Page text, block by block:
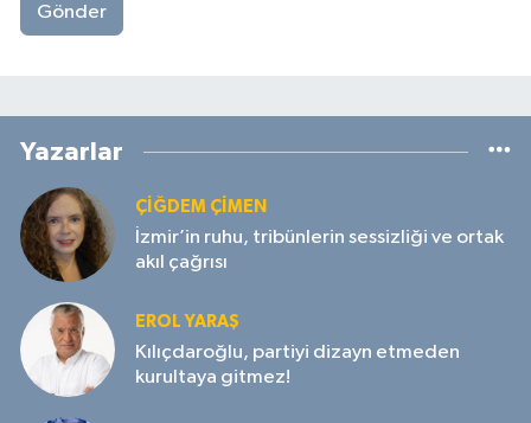
Gönder
Yazarlar
ÇIĞDEM ÇIMEN
İzmir’in ruhu, tribünlerin sessizliği ve ortak
akıl çağrısı
EROL YARAŞ
Kılıçdaroğlu, partiyi dizayn etmeden
kurultaya gitmez!